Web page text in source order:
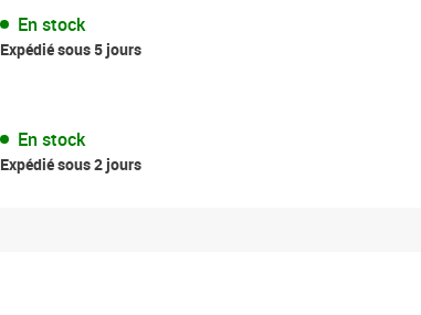
En stock
Expédié sous 5 jours
En stock
Expédié sous 2 jours